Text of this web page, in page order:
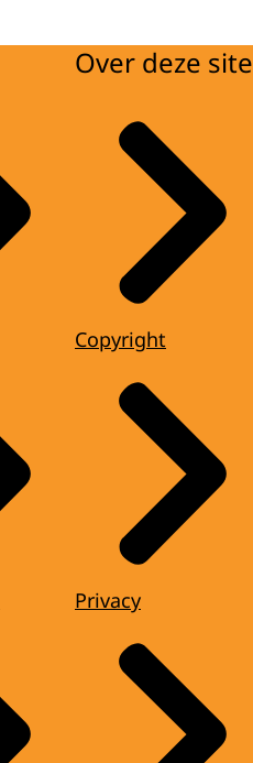
Over deze site
Copyright
Privacy